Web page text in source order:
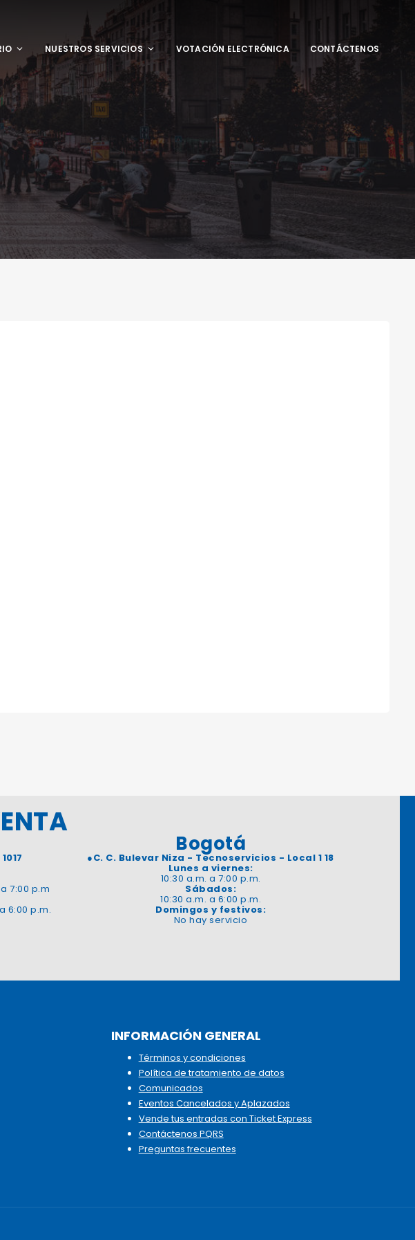
NUESTROS SERVICIOS VOTACIÓN ELECTRÓNICA CONTÁCTENOS
7:00 p.m
6:00 p.m.
Bogotá
●C. C. Bulevar Niza - Tecnoservicios - Local 1 18
Lunes a viernes:
10:30 a.m. a 7:00 p.m.
Sábados:
10:30 a.m. a 6:00 p.m.
Domingos y festivos:
No hay servicio
INFORMACIÓN GENERAL
Términos y condiciones
Política de tratamiento de datos
Comunicados
Eventos Cancelados y Aplazados
Vende tus entradas con Ticket Express
Contáctenos PQRS
Preguntas frecuentes